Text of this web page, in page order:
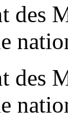
des
des